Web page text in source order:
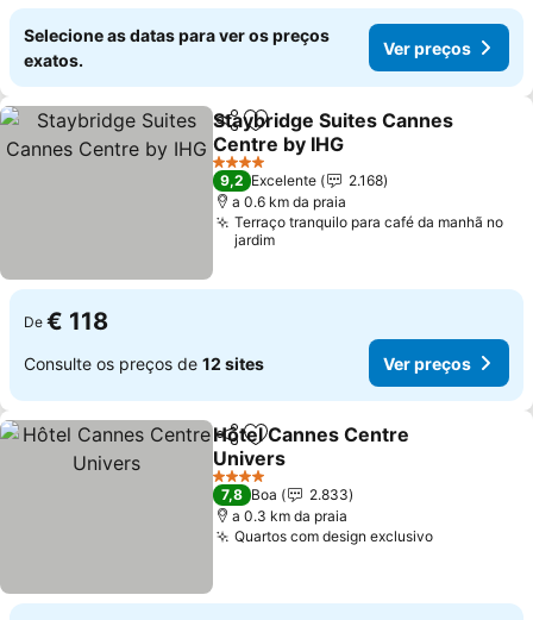
Selecione as datas para ver os preços
exatos.
Ver preços
PartilharAdicionar aos favoritos
Staybridge Suites Cannes
Centre by IHG
4 Estrelas
9,2 Excelente
2.168
a 0.6 km da praia
Terraço tranquilo para café da manhã no
jardim
De € 118
Consulte os preços de 12 sites Ver preços
PartilharAdicionar aos favoritos
Hôtel Cannes Centre
Univers
4 Estrelas
7,8 Boa
2.833
a 0.3 km da praia
Quartos com design exclusivo